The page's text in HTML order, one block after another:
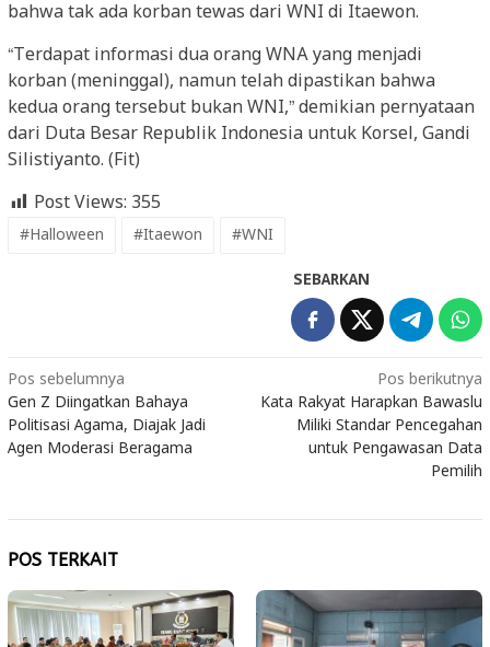
bahwa tak ada korban tewas dari WNI di Itaewon.
“Terdapat informasi dua orang WNA yang menjadi
korban (meninggal), namun telah dipastikan bahwa
kedua orang tersebut bukan WNI,” demikian pernyataan
dari Duta Besar Republik Indonesia untuk Korsel, Gandi
Silistiyanto. (Fit)
Post Views: 355
#Halloween #Itaewon #WNI
SEBARKAN
Navigasi
pos
Pos sebelumnya
Gen Z Diingatkan Bahaya
Politisasi Agama, Diajak Jadi
Agen Moderasi Beragama
Pos berikutnya
Kata Rakyat Harapkan Bawaslu
Miliki Standar Pencegahan
untuk Pengawasan Data
Pemilih
POS TERKAIT